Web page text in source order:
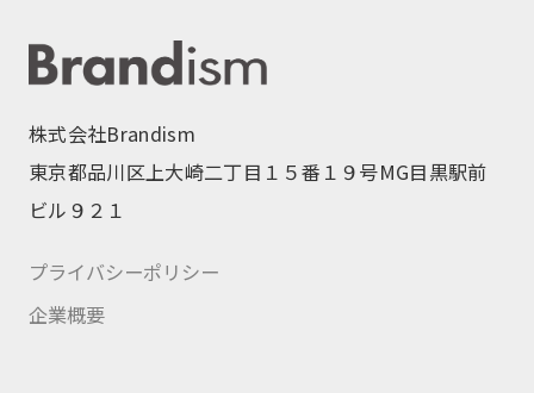
株式会社Brandism
東京都品川区上大崎二丁目１５番１９号MG目黒駅前
ビル９２１
プライバシーポリシー
企業概要